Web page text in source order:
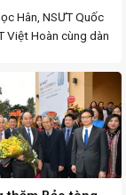
Hân, NSƯT Quốc
Việt Hoàn cùng dàn